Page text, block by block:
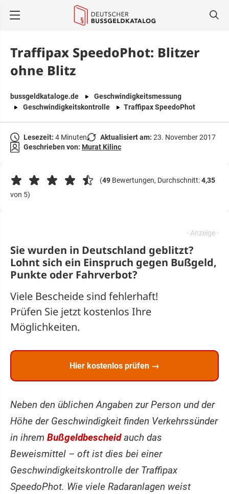
Traffipax SpeedoPhot: Blitzer
ohne Blitz
bussgeldkataloge.de
Geschwindigkeitsmessung
Geschwindigkeitskontrolle
Traffipax SpeedoPhot
Lesezeit: 4 Minuten Aktualisiert am: 23. November 2017
Geschrieben von: Murat Kilinc
(49 Bewertungen, Durchschnitt:4,35
von 5)
Sie wurden in Deutschland geblitzt?
Lohnt sich ein Einspruch gegen Bußgeld,
Punkte oder Fahrverbot?
Viele Bescheide sind fehlerhaft!
Prüfen Sie jetzt kostenlos Ihre
Möglichkeiten.
Hier kostenlos prüfen →
Neben den üblichen Angaben zur Person und der
Höhe der Geschwindigkeit finden Verkehrssünder
in ihrem Bußgeldbescheidauch das
Beweismittel – oft ist dies bei einer
Geschwindigkeitskontrolle der Traffipax
SpeedoPhot. Wie viele Radaranlagen weist